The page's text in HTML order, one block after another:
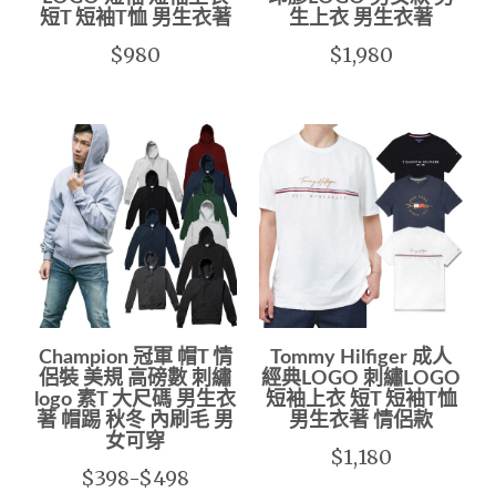
短T 短袖T恤 男生衣著
$980
生上衣 男生衣著
$1,980
Champion 冠軍 帽T 情
侶裝 美規 高磅數 刺繡
logo 素T 大尺碼 男生衣
著 帽踢 秋冬 內刷毛 男
女可穿
$398-$498
Tommy Hilfiger 成人
經典LOGO 刺繡LOGO
短袖上衣 短T 短袖T恤
男生衣著 情侶款
$1,180